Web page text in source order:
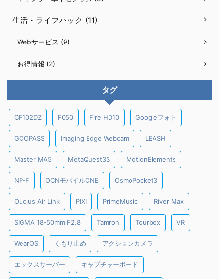
生活・ライフハック (11)
Webサービス (9)
お得情報 (2)
タグ
CF102DZ F050 Fire HD10 Googleフォト
GOOPASS Imaging Edge Webcam LEASH
Master MA5 MetaQuest3S MotionElements
NP-F OCNモバイルONE OsmoPocket3
Ouclus Air Link PIXI PrimeMusic River Max
SIGMA 18-50mm F2.8 Tamron Tourbox VR
WearOS くもり止め アクションカメラ
エックスサーバー キャプチャーボード